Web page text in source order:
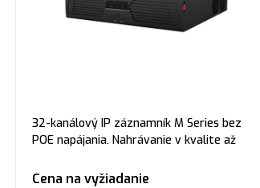
32-kanálový IP záznamník M Series bez
POE napájania. Nahrávanie v kvalite až
H.265+, 16 poplachové vstupy a 9 výstup
Cena na vyžiadanie